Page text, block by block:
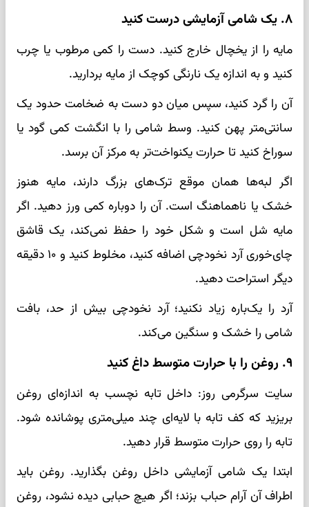
۸. یک شامی آزمایشی درست کنید
مایه را از یخچال خارج کنید. دست را کمی مرطوب یا چرب
کنید و به اندازه یک نارنگی کوچک از مایه بردارید.
آن را گرد کنید، سپس میان دو دست به ضخامت حدود یک
سانتی‌متر پهن کنید. وسط شامی را با انگشت کمی گود یا
سوراخ کنید تا حرارت یکنواخت‌تر به مرکز آن برسد.
اگر لبه‌ها همان موقع ترک‌های بزرگ دارند، مایه هنوز
خشک یا ناهماهنگ است. آن را دوباره کمی ورز دهید. اگر
مایه شل است و شکل خود را حفظ نمی‌کند، یک قاشق
چای‌خوری آرد نخودچی اضافه کنید، مخلوط کنید و ۱۰ دقیقه
دیگر استراحت دهید.
آرد را یک‌باره زیاد نکنید؛ آرد نخودچی بیش از حد، بافت
شامی را خشک و سنگین می‌کند.
۹. روغن را با حرارت متوسط داغ کنید
سایت سرگرمی روز: داخل تابه نچسب به اندازه‌ای روغن
بریزید که کف تابه با لایه‌ای چند میلی‌متری پوشانده شود.
تابه را روی حرارت متوسط قرار دهید.
ابتدا یک شامی آزمایشی داخل روغن بگذارید. روغن باید
اطراف آن آرام حباب بزند؛ اگر هیچ حبابی دیده نشود، روغن